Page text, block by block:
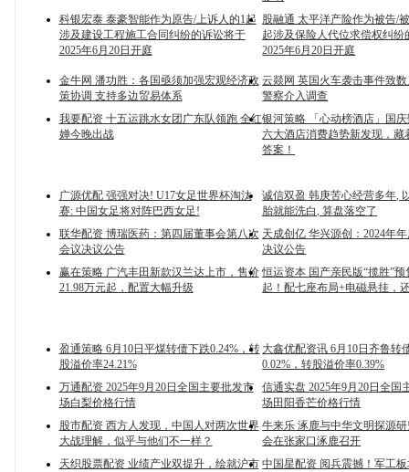
科银宏泰 泰豪智能作为原告/上诉人的1起
涉及建设工程施工合同纠纷的诉讼将于
2025年6月20日开庭
股融通 太平洋产险作为被告/
起涉及保险人代位求偿权纠纷
2025年6月20日开庭
金牛网 潘功胜：各国亟须加强宏观经济政
策协调 支持多边贸易体系
云燚网 英国火车袭击事件致
警察介入调查
我要配资 十五运跳水女团广东队领跑 全红
婵今晚出战
银河策略 「心动榜酒店」国
六大酒店消费趋势新发现，藏
答案！
广源优配 强强对决! U17女足世界杯淘汰
赛: 中国女足将对阵巴西女足!
诚信双盈 韩庚苦心经营多年,
胎就能洗白, 算盘落空了
联华配资 博瑞医药：第四届董事会第八次
会议决议公告
天成创亿 华兴源创：2024年
决议公告
赢在策略 广汽丰田新款汉兰达上市，售价
21.98万元起，配置大幅升级
恒运资本 国产亲民版“揽胜”预
起！配七座布局+电磁悬挂，
盈通策略 6月10日平煤转债下跌0.24%，转
股溢价率24.21%
大鑫优配资讯 6月10日齐鲁转
0.02%，转股溢价率0.39%
万通配资 2025年9月20日全国主要批发市
场白梨价格行情
信通实盘 2025年9月20日全国
场田阳香芒价格行情
股市配资 西方人发现，中国人对两次世界
大战理解，似乎与他们不一样？
牛来乐 涿鹿与中华文明探源
会在张家口涿鹿召开
天织股票配资 业绩产业双提升，绘就沪市 中国星配资 阅兵震撼！军工